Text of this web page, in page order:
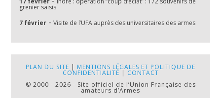
grenier saisis
7 février -Visite de l’UFA auprès des universitaires des armes
PLAN DU SITE | MENTIONS LÉGALES ET POLITIQUE DE
CONFIDENTIALITÉ | CONTACT
© 2000 - 2026 - Site officiel de l’Union Française des
amateurs d’Armes